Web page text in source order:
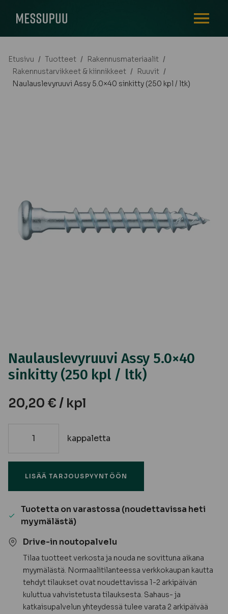
Etusivu / Tuotteet / Rakennusmateriaalit /
Rakennustarvikkeet & kiinnikkeet / Ruuvit /
Naulauslevyruuvi Assy 5.0×40 sinkitty (250 kpl / ltk)
Naulauslevyruuvi Assy 5.0×40
sinkitty (250 kpl / ltk)
20,20 € / kpl
Naulauslevyruuvi
sinkitty
(250
/
määrä
kappaletta
LISÄÄ TARJOUSPYYNTÖÖN
Tuotetta on varastossa (noudettavissa heti
myymälästä)
Drive-in noutopalvelu
Tilaa tuotteet verkosta ja nouda ne sovittuna aikana
myymälästä. Normaalitilanteessa verkkokaupan kautta
tehdyt tilaukset ovat noudettavissa 1-2 arkipäivän
kuluttua vahvistetusta tilauksesta. Sahaus- ja
katkaisupalvelun yhteydessä tulee varata 2 arkipäivää